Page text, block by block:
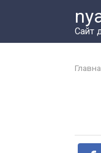
Сайт